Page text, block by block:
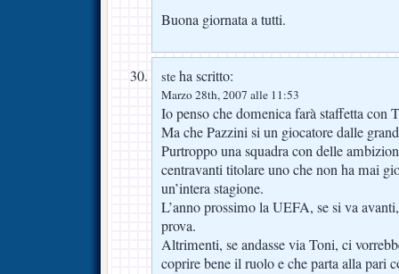
Buona giornata a tutti.
ste ha scritto:
Marzo 28th, 2007 alle 11:53
Io penso che domenica farà staffetta con
Ma che Pazzini si un giocatore dalle
Purtroppo una squadra con delle
centravanti titolare uno che non ha mai
un’intera stagione.
L’anno prossimo la UEFA, se si va
prova.
Altrimenti, se andasse via Toni, ci
coprire bene il ruolo e che parta alla pari